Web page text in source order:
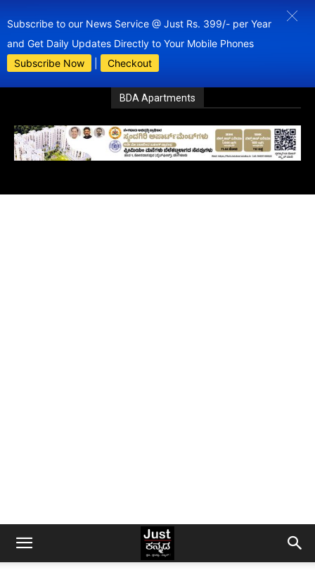
Subscribe to our News Service @ Just Rs. 399/- per Year
and Get Daily Updates Directly to Your Mobile Phones
Subscribe Now
Checkout
BDA Apartments